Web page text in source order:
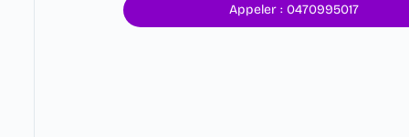
Appeler : 0470995017